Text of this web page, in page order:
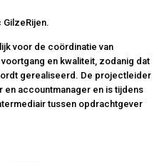
GilzeRijen.
voor de coördinatie van
en kwaliteit, zodanig dat
gerealiseerd. De projectleider
en accountmanager en is tijdens
tussen opdrachtgever